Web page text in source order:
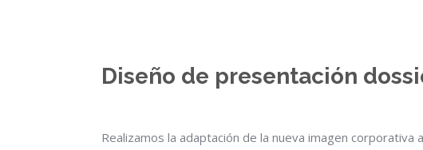
Diseño de presentación
Realizamos la adaptación de la nueva imagen